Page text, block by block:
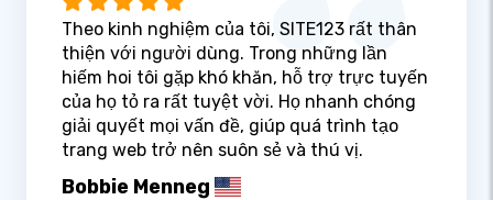
Theo kinh nghiệm của tôi, SITE123 rất thân
thiện với người dùng. Trong những lần
hiếm hoi tôi gặp khó khăn, hỗ trợ trực tuyến
của họ tỏ ra rất tuyệt vời. Họ nhanh chóng
giải quyết mọi vấn đề, giúp quá trình tạo
trang web trở nên suôn sẻ và thú vị.
Bobbie Menneg